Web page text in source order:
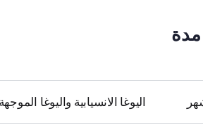
مدة
اليوغا الانسيابية واليوغا